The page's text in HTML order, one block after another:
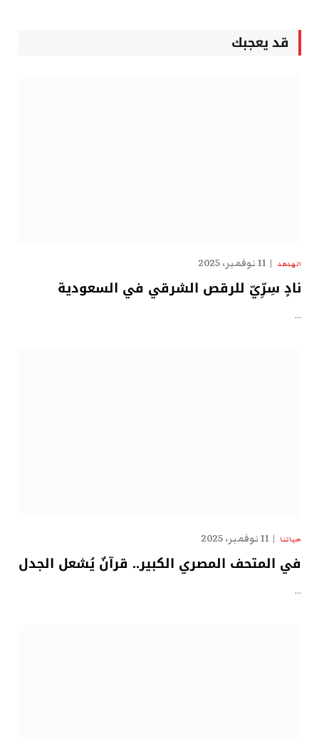
قد يعجبك
الهدهد 11 نوفمبر، 2025
نادٍ سِرِّيّ للرقص الشرقي في السعودية
…
حياتنا 11 نوفمبر، 2025
في المتحف المصري الكبير.. قرآنٌ يُشعل الجدل
…